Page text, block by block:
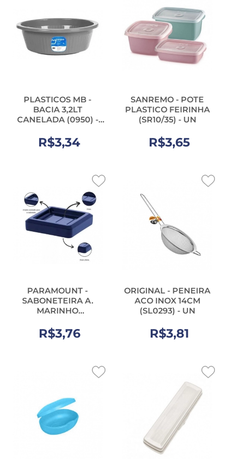
PLASTICOS MB -
BACIA 3,2LT
CANELADA (0950) -
R$3,34
SANREMO - POTE
PLASTICO FEIRINHA
(SR10/35) - UN
R$3,65
PARAMOUNT -
SABONETEIRA A.
MARINHO
(1568)
R$3,76
ORIGINAL - PENEIRA
ACO INOX 14CM
(SL0293) - UN
R$3,81